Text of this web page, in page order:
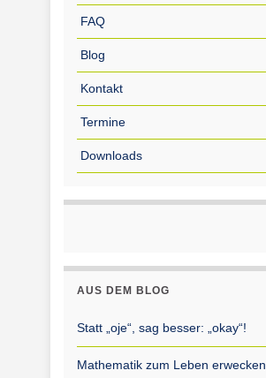
FAQ
Blog
Kontakt
Termine
Downloads
AUS DEM BLOG
Statt „oje“, sag besser: „okay“!
Mathematik zum Leben erwecken